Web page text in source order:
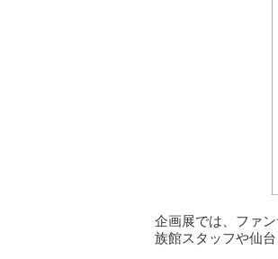
企画展では、ファ
族館スタッフや仙